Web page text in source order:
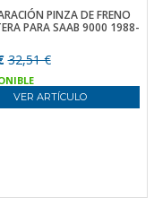
PINZA DE FRENO
PARA SAAB 9000 1988-
32,51 €
VER ARTÍCULO